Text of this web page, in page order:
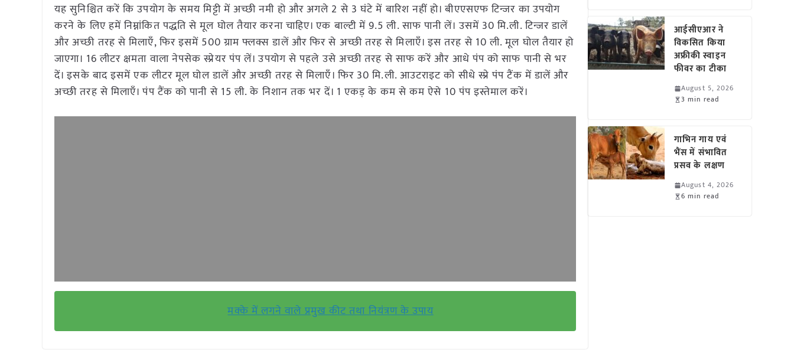
यह सुनिश्चित करें कि उपयोग के समय मिट्टी में अच्छी नमी हो और अगले 2 से 3 घंटे में बारिश नहीं हो। बीएएसएफ टिन्जर का उपयोग
करने के लिए हमें निम्नांकित पद्धति से मूल घोल तैयार करना चाहिए। एक बाल्टी में 9.5 ली. साफ पानी लें। उसमें 30 मि.ली. टिन्जर डालें
और अच्छी तरह से मिलाएँ, फिर इसमें 500 ग्राम फ्लक्स डालें और फिर से अच्छी तरह से मिलाएँ। इस तरह से 10 ली. मूल घोल तैयार हो
जाएगा। 16 लीटर क्षमता वाला नेपसेक स्प्रेयर पंप लें। उपयोग से पहले उसे अच्छी तरह से साफ करें और आधे पंप को साफ पानी से भर
दें। इसके बाद इसमें एक लीटर मूल घोल डालें और अच्छी तरह से मिलाएँ। फिर 30 मि.ली. आउटराइट को सीधे स्प्रे पंप टैंक में डालें और
अच्छी तरह से मिलाएँ। पंप टैंक को पानी से 15 ली. के निशान तक भर दें। 1 एकड़ के कम से कम ऐसे 10 पंप इस्तेमाल करें।
मक्के में लगने वाले प्रमुख कीट तथा नियंत्रण के उपाय
आईसीएआर ने
विकसित किया
अफ्रीकी स्वाइन
फीवर का टीका
August 5, 2026
3 min read
गाभिन गाय एवं
भैंस में संभावित
प्रसव के लक्षण
August 4, 2026
6 min read